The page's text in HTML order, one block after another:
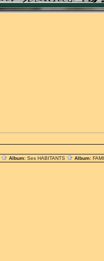
Album: Ses HABITANTS Album: